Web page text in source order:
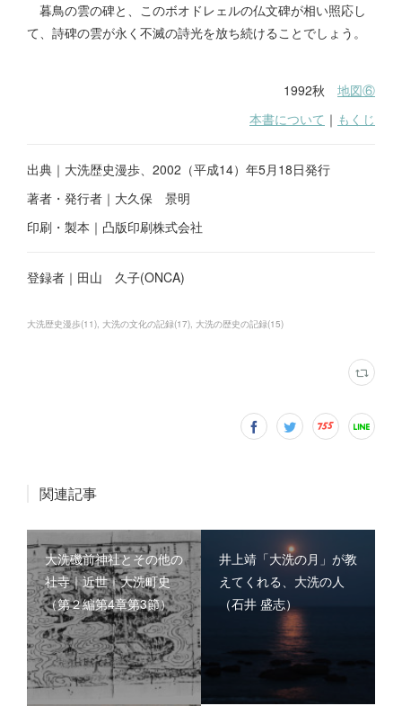
暮鳥の雲の碑と、このボオドレェルの仏文碑が相い照応し
て、詩碑の雲が永く不滅の詩光を放ち続けることでしょう。
1992秋 地図⑥
本書について ｜ もくじ
出典｜大洗歴史漫歩、2002（平成14）年5月18日発行
著者・発行者｜大久保 景明
印刷・製本｜凸版印刷株式会社
登録者｜田山 久子(ONCA)
大洗歴史漫歩(11) 大洗の文化の記録(17) 大洗の歴史の記録(15)
関連記事
大洗磯前神社とその他の
社寺｜近世｜大洗町史
（第２編第4章第3節）
井上靖「大洗の月」が教
えてくれる、大洗の人
（石井 盛志）